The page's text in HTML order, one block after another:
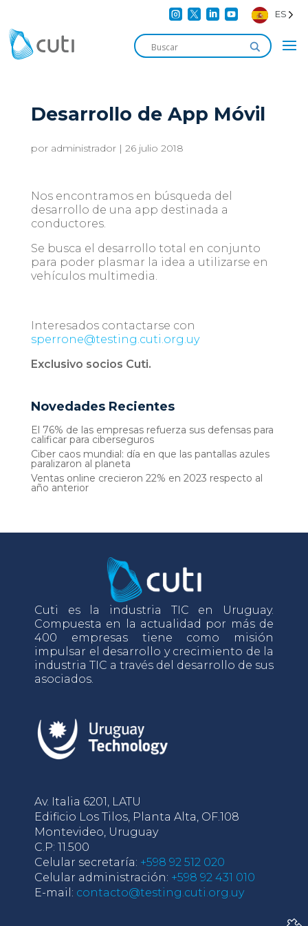
    ES
Desarrollo de App Móvil
por administrador| 26 julio 2018
Nos encontramos en búsqueda del
desarrollo de una app destinada a
conductores.
Se busca el desarrollo total en conjunto
para poder plasmar la idea a utilizarse en
vehículos multimedia.
Interesados contactarse con
sperrone@testing.cuti.org.uy
Exclusivo socios Cuti.
Novedades Recientes
El 76% de las empresas refuerza sus defensas para
calificar para ciberseguros
Ciber caos mundial: día en que las pantallas azules
paralizaron al planeta
Ventas online crecieron 22% en 2023 respecto al
año anterior
Cuti es la industria TIC en Uruguay.
Compuesta en la actualidad por más de
400 empresas tiene como misión
impulsar el desarrollo y crecimiento de la
industria TIC a través del desarrollo de sus
asociados.
Av. Italia 6201, LATU
Edificio Los Tilos, Planta Alta, OF.108
Montevideo, Uruguay
C.P: 11.500
Celular secretaría: +598 92 512 020
Celular administración: +598 92 431 010
E-mail: contacto@testing.cuti.org.uy